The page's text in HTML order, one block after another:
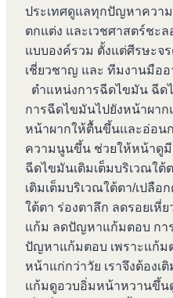
ประเทศดูแลทุกปัญหาควา
ตกแต่ง และเวชศาสตร์ชะ
แบบองค์รวม ตั้งแต่ศีรษะจ
เชี่ยวชาญ และ ทีมงานมือ
ตำแหน่งการฉีดไขมัน ฉีด
การฉีดไขมันไปยังหน้าผา
หน้าผากให้ตื้นขึ้นและอ่อน
ความนูนขึ้น ช่วยให้หน้าดู
ฉีดไขมันเติมเต็มบริเวณใต้
เติมเต็มบริเวณใต้ตา/เปลือ
ใต้ตา ร่องตาลึก ลดรอยเหี่
แก้ม ลดปัญหาแก้มตอบ กา
ปัญหาแก้มตอบ เพราะแก้ม
หน้าแก่กว่าวัย เราจึงต้องเ
แก้มดูอวบอิ่มหน้าหวานขึ้น